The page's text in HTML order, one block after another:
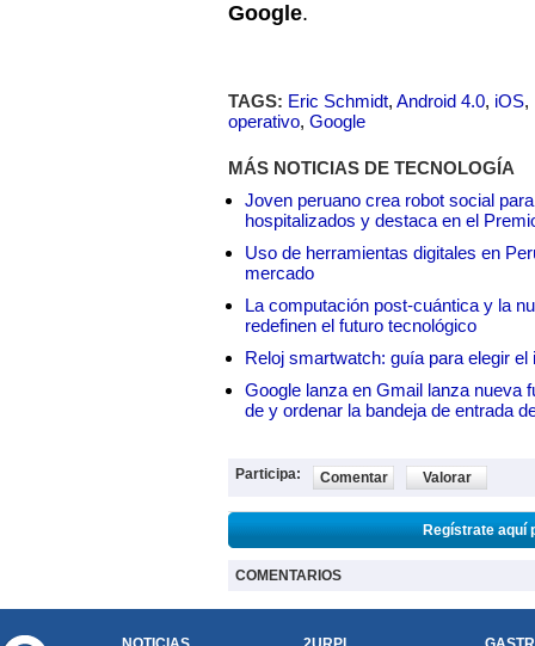
Google.
TAGS: Eric Schmidt, Android 4.0, iOS,
operativo, Google
MÁS NOTICIAS DE TECNOLOGÍA
Joven peruano crea robot social
hospitalizados y destaca en el
Uso de herramientas digitales en
mercado
La computación post-cuántica y la
redefinen el futuro tecnológico
Reloj smartwatch: guía para elegir el
Google lanza en Gmail lanza nueva
de y ordenar la bandeja de entrada
Participa: Comentar Valorar
Regístrate aquí
COMENTARIOS